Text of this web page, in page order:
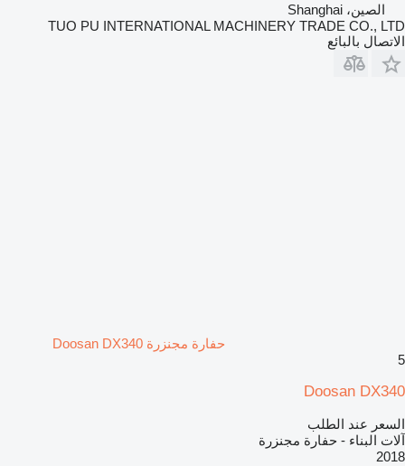
الصين، Shanghai
TUO PU INTERNATIONAL MACHINERY TRADE CO., LTD
الاتصال بالبائع
حفارة مجنزرة Doosan DX340
5
Doosan DX340
السعر عند الطلب
آلات البناء - حفارة مجنزرة
2018